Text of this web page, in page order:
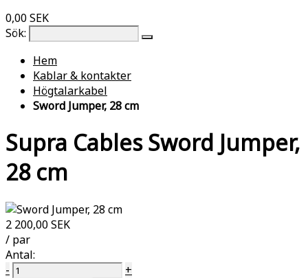
0,00 SEK
Sök:
Hem
Kablar & kontakter
Högtalarkabel
Sword Jumper, 28 cm
Supra Cables Sword Jumper,
28 cm
2 200,00 SEK
/ par
Antal:
-
+